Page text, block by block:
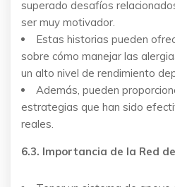
superado desafíos
ser muy motivador.
Estas historias pueden
sobre cómo manejar las
un alto nivel de rendimiento
Además, pueden
estrategias que han sido
reales.
6.3. Importancia de la Red